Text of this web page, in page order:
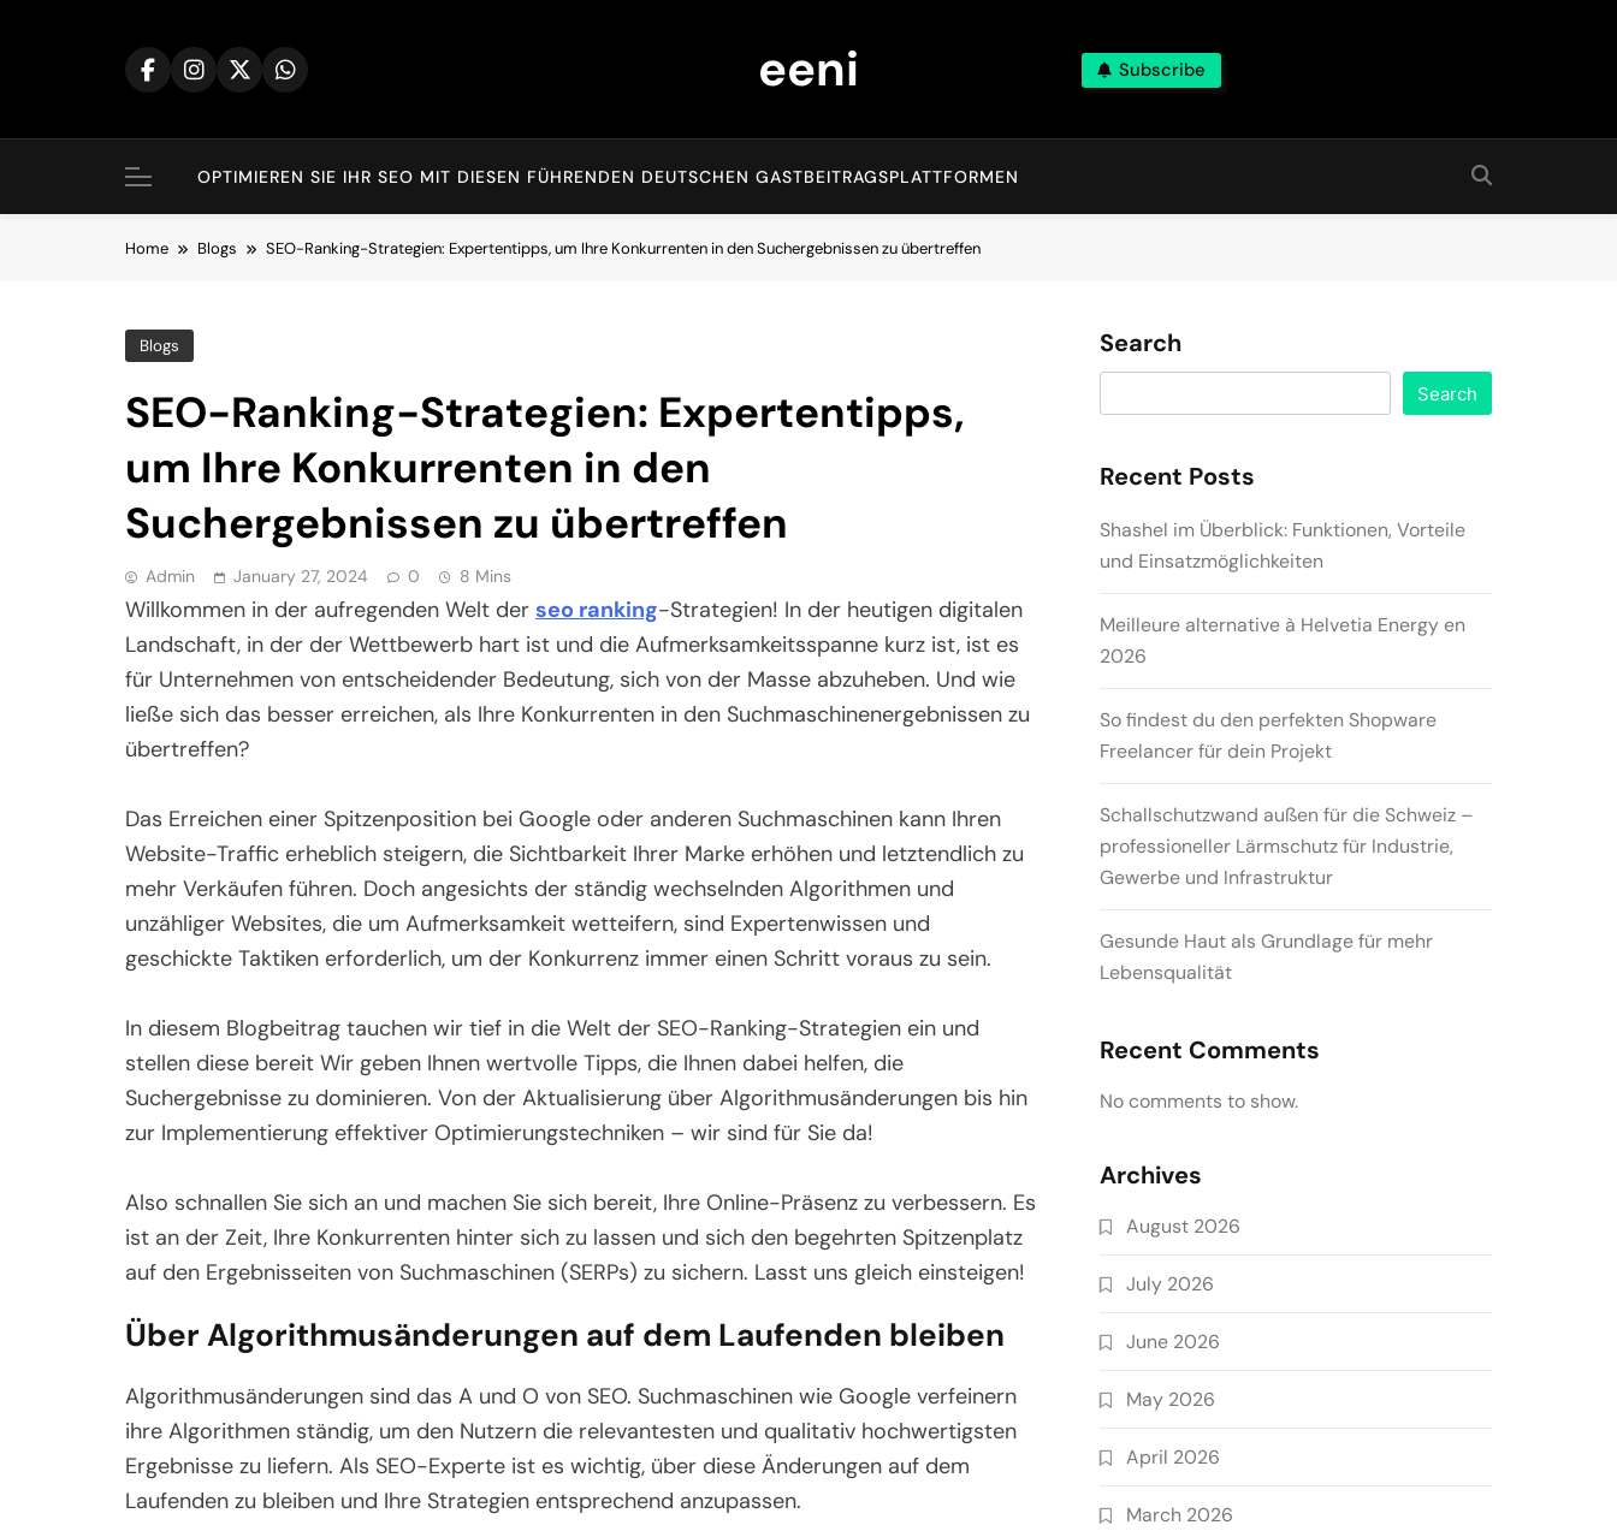
eeni Subscribe
OPTIMIEREN SIE IHR SEO MIT DIESEN FÜHRENDEN DEUTSCHEN GASTBEITRAGSPLATTFORMEN
Home Blogs SEO-Ranking-Strategien: Expertentipps, um Ihre Konkurrenten in den Suchergebnissen zu übertreffen
Blogs
SEO-Ranking-Strategien: Expertentipps,
um Ihre Konkurrenten in den
Suchergebnissen zu übertreffen
Admin January 27, 2024 0 8 Mins
Willkommen in der aufregenden Welt der seo ranking-Strategien! In der heutigen digitalen
Landschaft, in der der Wettbewerb hart ist und die Aufmerksamkeitsspanne kurz ist, ist es
für Unternehmen von entscheidender Bedeutung, sich von der Masse abzuheben. Und wie
ließe sich das besser erreichen, als Ihre Konkurrenten in den Suchmaschinenergebnissen zu
übertreffen?
Das Erreichen einer Spitzenposition bei Google oder anderen Suchmaschinen kann Ihren
Website-Traffic erheblich steigern, die Sichtbarkeit Ihrer Marke erhöhen und letztendlich zu
mehr Verkäufen führen. Doch angesichts der ständig wechselnden Algorithmen und
unzähliger Websites, die um Aufmerksamkeit wetteifern, sind Expertenwissen und
geschickte Taktiken erforderlich, um der Konkurrenz immer einen Schritt voraus zu sein.
In diesem Blogbeitrag tauchen wir tief in die Welt der SEO-Ranking-Strategien ein und
stellen diese bereit Wir geben Ihnen wertvolle Tipps, die Ihnen dabei helfen, die
Suchergebnisse zu dominieren. Von der Aktualisierung über Algorithmusänderungen bis hin
zur Implementierung effektiver Optimierungstechniken – wir sind für Sie da!
Also schnallen Sie sich an und machen Sie sich bereit, Ihre Online-Präsenz zu verbessern. Es
ist an der Zeit, Ihre Konkurrenten hinter sich zu lassen und sich den begehrten Spitzenplatz
auf den Ergebnisseiten von Suchmaschinen (SERPs) zu sichern. Lasst uns gleich einsteigen!
Über Algorithmusänderungen auf dem Laufenden bleiben
Algorithmusänderungen sind das A und O von SEO. Suchmaschinen wie Google verfeinern
ihre Algorithmen ständig, um den Nutzern die relevantesten und qualitativ hochwertigsten
Ergebnisse zu liefern. Als SEO-Experte ist es wichtig, über diese Änderungen auf dem
Laufenden zu bleiben und Ihre Strategien entsprechend anzupassen.
Search
Search
Recent Posts
Shashel im Überblick: Funktionen, Vorteile
und Einsatzmöglichkeiten
Meilleure alternative à Helvetia Energy en
2026
So findest du den perfekten Shopware
Freelancer für dein Projekt
Schallschutzwand außen für die Schweiz –
professioneller Lärmschutz für Industrie,
Gewerbe und Infrastruktur
Gesunde Haut als Grundlage für mehr
Lebensqualität
Recent Comments
No comments to show.
Archives
August 2026
July 2026
June 2026
May 2026
April 2026
March 2026